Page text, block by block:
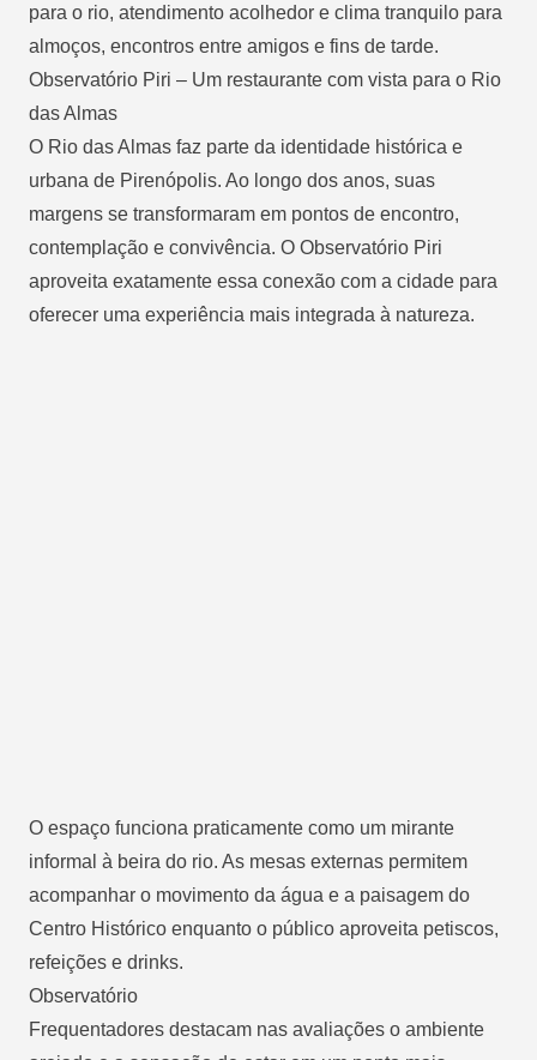
para o rio, atendimento acolhedor e clima tranquilo para
almoços, encontros entre amigos e fins de tarde.
Observatório Piri – Um restaurante com vista para o Rio
das Almas
O Rio das Almas faz parte da identidade histórica e
urbana de Pirenópolis. Ao longo dos anos, suas
margens se transformaram em pontos de encontro,
contemplação e convivência. O Observatório Piri
aproveita exatamente essa conexão com a cidade para
oferecer uma experiência mais integrada à natureza.
O espaço funciona praticamente como um mirante
informal à beira do rio. As mesas externas permitem
acompanhar o movimento da água e a paisagem do
Centro Histórico enquanto o público aproveita petiscos,
refeições e drinks.
Observatório
Frequentadores destacam nas avaliações o ambiente